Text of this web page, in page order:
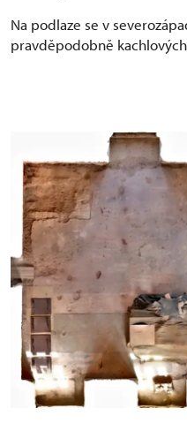
Na podlaze se v
pravděpodobně